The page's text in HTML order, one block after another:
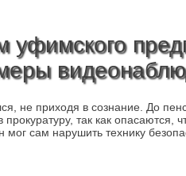
уфимского
не приходя в сознание. До
так как опасаются,
сам нарушить технику